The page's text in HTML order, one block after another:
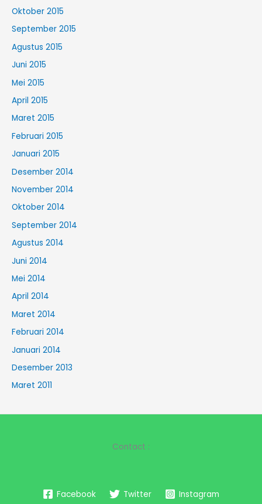
Oktober 2015
September 2015
Agustus 2015
Juni 2015
Mei 2015
April 2015
Maret 2015
Februari 2015
Januari 2015
Desember 2014
November 2014
Oktober 2014
September 2014
Agustus 2014
Juni 2014
Mei 2014
April 2014
Maret 2014
Februari 2014
Januari 2014
Desember 2013
Maret 2011
Contact :
Facebook Twitter Instagram